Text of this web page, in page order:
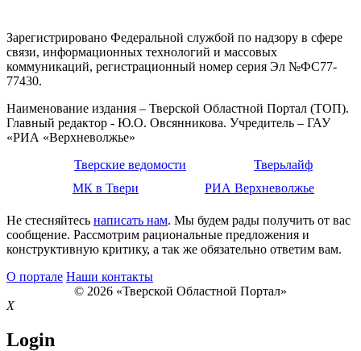
Зарегистрировано Федеральной службой по надзору в сфере
связи, информационных технологий и массовых
коммуникаций, регистрационный номер серия Эл №ФС77-
77430.
Наименование издания – Тверской Областной Портал (ТОП).
Главный редактор - Ю.О. Овсянникова. Учредитель – ГАУ
«РИА «Верхневолжье»
Тверские ведомости
Тверьлайф
МК в Твери
РИА Верхневолжье
Не стесняйтесь написать нам. Мы будем рады получить от вас
сообщение. Рассмотрим рациональные предложения и
конструктивную критику, а так же обязательно ответим вам.
О портале Наши контакты
© 2026 «Тверской Областной Портал»
X
Login